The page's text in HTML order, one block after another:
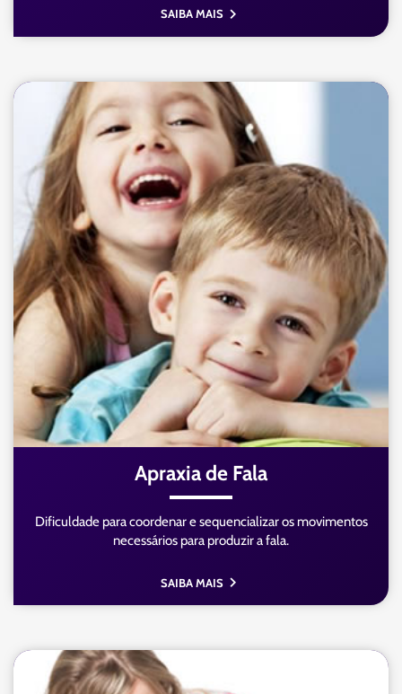
SAIBA MAIS
Dificuldade para coordenar e sequencializar os movimentos
necessários para produzir a fala.
SAIBA MAIS
Apraxia de Fala